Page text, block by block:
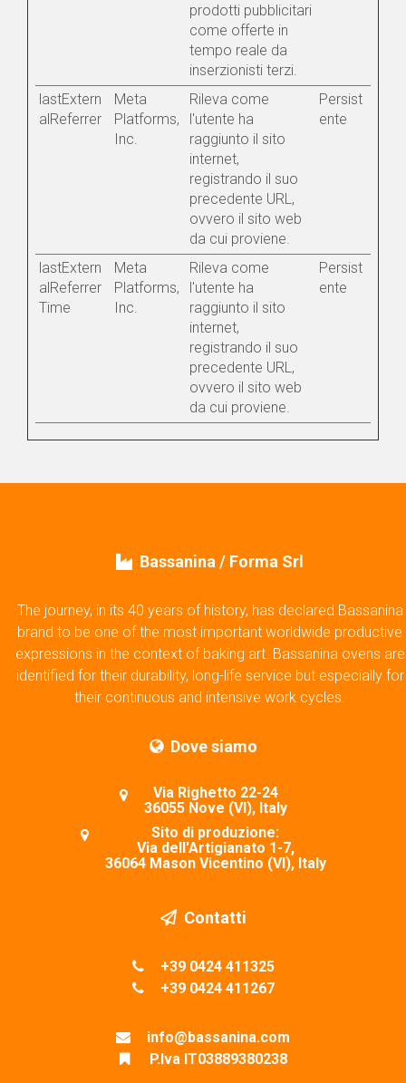
prodotti pubblicitari
come offerte in
tempo reale da
inserzionisti terzi.
lastExtern
alReferrer
Meta
Platforms,
Inc.
Rileva come
l'utente ha
raggiunto il sito
internet,
registrando il suo
precedente URL,
ovvero il sito web
da cui proviene.
Persist
ente
lastExtern
alReferrer
Time
Meta
Platforms,
Inc.
Rileva come
l'utente ha
raggiunto il sito
internet,
registrando il suo
precedente URL,
ovvero il sito web
da cui proviene.
Persist
ente
Bassanina / Forma Srl
The journey, in its 40 years of history, has declared Bassanina
brand to be one of the most important worldwide productive
expressions in the context of baking art. Bassanina ovens are
identified for their durability, long-life service but especially for
their continuous and intensive work cycles.
Dove siamo
Via Righetto 22-24
36055 Nove (VI), Italy
Sito di produzione:
Via dell'Artigianato 1-7,
36064 Mason Vicentino (VI), Italy
Contatti
+39 0424 411325
+39 0424 411267
info@bassanina.com
P.Iva IT03889380238